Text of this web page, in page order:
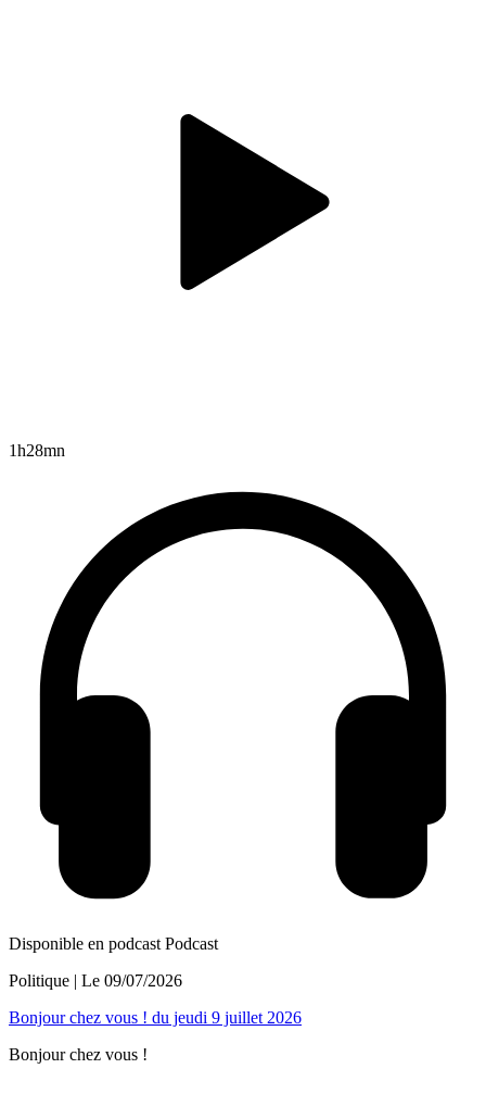
1h28mn
Disponible en podcast Podcast
Politique | Le 09/07/2026
Bonjour chez vous ! du jeudi 9 juillet 2026
Bonjour chez vous !